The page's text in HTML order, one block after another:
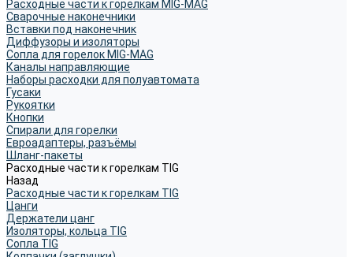
Расходные части к горелкам MIG-MAG
Сварочные наконечники
Вставки под наконечник
Диффузоры и изоляторы
Сопла для горелок MIG-MAG
Каналы направляющие
Наборы расходки для полуавтомата
Гусаки
Рукоятки
Кнопки
Спирали для горелки
Евроадаптеры, разъёмы
Шланг-пакеты
Расходные части к горелкам TIG
Назад
Расходные части к горелкам TIG
Цанги
Держатели цанг
Изоляторы, кольца TIG
Сопла TIG